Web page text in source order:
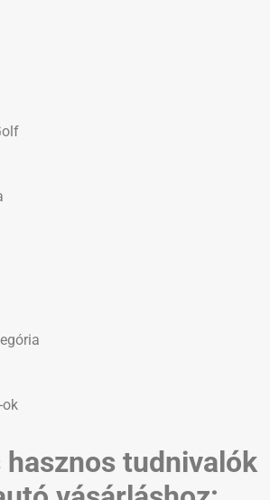
ok
hasznos tudnivalók